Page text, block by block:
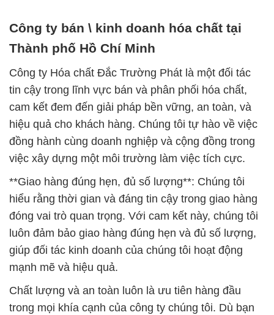
Công ty bán \ kinh doanh hóa chất tại
Thành phố Hồ Chí Minh
Công ty Hóa chất Đắc Trường Phát là một đối tác
tin cậy trong lĩnh vực bán và phân phối hóa chất,
cam kết đem đến giải pháp bền vững, an toàn, và
hiệu quả cho khách hàng. Chúng tôi tự hào về việc
đồng hành cùng doanh nghiệp và cộng đồng trong
việc xây dựng một môi trường làm việc tích cực.
**Giao hàng đúng hẹn, đủ số lượng**: Chúng tôi
hiểu rằng thời gian và đáng tin cậy trong giao hàng
đóng vai trò quan trọng. Với cam kết này, chúng tôi
luôn đảm bảo giao hàng đúng hẹn và đủ số lượng,
giúp đối tác kinh doanh của chúng tôi hoạt động
mạnh mẽ và hiệu quả.
Chất lượng và an toàn luôn là ưu tiên hàng đầu
trong mọi khía cạnh của công ty chúng tôi. Dù bạn